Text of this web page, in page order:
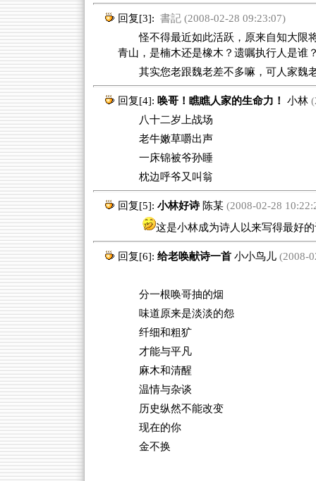
回复[3]: 書記 (2008-02-28 09:23:07)
怪不得最近如此活跃，原来自知大限将
青山，是楠木还是橡木？遗嘱执行人是谁
其实您老跟魏老差不多嘛，可人家魏
回复[4]: 唤哥！瞧瞧人家的生命力！ 小林
八十二岁上战场
老牛嫩草嚼出声
一床锦被爷孙睡
枕边呼爷又叫翁
回复[5]: 小林好诗 陈某(2008-02-28
这是小林成为诗人以来写得最好
回复[6]: 给老唤献诗一首 小小鸟儿(2008-
分一根唤哥抽的烟
味道原来是淡淡的怨
纤细和粗犷
才能与平凡
麻木和清醒
温情与杂谈
历史纵然不能改变
现在的你
金不换